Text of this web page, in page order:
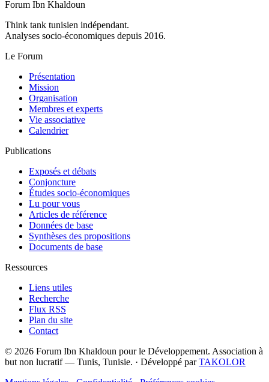
Forum Ibn Khaldoun
Think tank tunisien indépendant.
Analyses socio-économiques depuis 2016.
Le Forum
Présentation
Mission
Organisation
Membres et experts
Vie associative
Calendrier
Publications
Exposés et débats
Conjoncture
Études socio-économiques
Lu pour vous
Articles de référence
Données de base
Synthèses des propositions
Documents de base
Ressources
Liens utiles
Recherche
Flux RSS
Plan du site
Contact
© 2026 Forum Ibn Khaldoun pour le Développement. Association à
but non lucratif — Tunis, Tunisie. · Développé parTAKOLOR